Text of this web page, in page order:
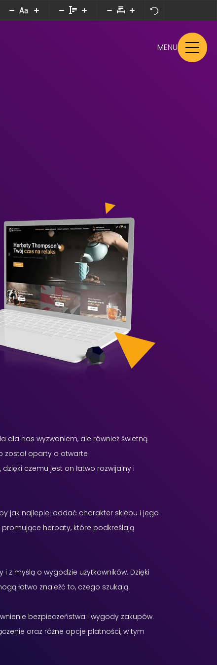
Aa
MENU
dla nas wyzwaniem, ale również świetną
został oparty o otwarte
, dzięki czemu jest on łatwo rozwijalny i
jak najlepiej oddać charakter sklepu i jego
promujące herbaty, które podkreślają
z myślą o wygodzie użytkowników. Dzięki
łatwo znaleźć to, czego szukają.
bezpieczeństwa i wygody zakupów.
oraz różne opcje płatności, w tym